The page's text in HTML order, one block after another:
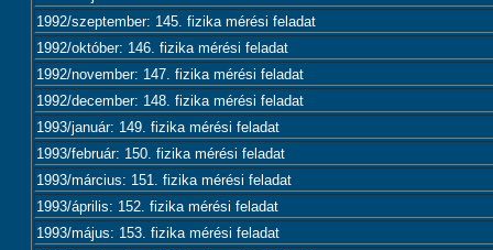
1992/szeptember: 145. fizika mérési feladat
1992/október: 146. fizika mérési feladat
1992/november: 147. fizika mérési feladat
1992/december: 148. fizika mérési feladat
1993/január: 149. fizika mérési feladat
1993/február: 150. fizika mérési feladat
1993/március: 151. fizika mérési feladat
1993/április: 152. fizika mérési feladat
1993/május: 153. fizika mérési feladat